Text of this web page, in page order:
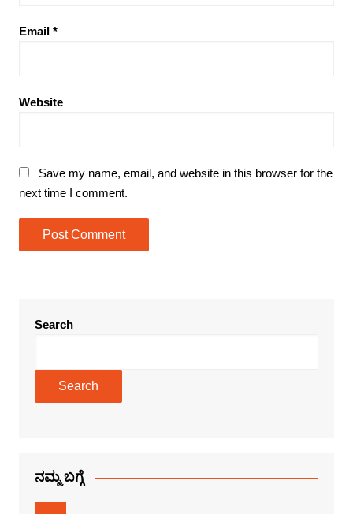
Email *
Website
Save my name, email, and website in this browser for the
next time I comment.
Search
Search
ನಮ್ಮ ಬಗ್ಗೆ